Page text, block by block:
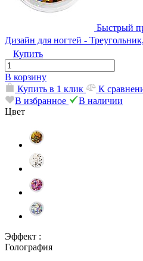
Быстрый
Дизайн для ногтей -
Купить
В корзину
Купить в 1 клик
К
В избранное
В наличии
Цвет
Эффект :
Голография